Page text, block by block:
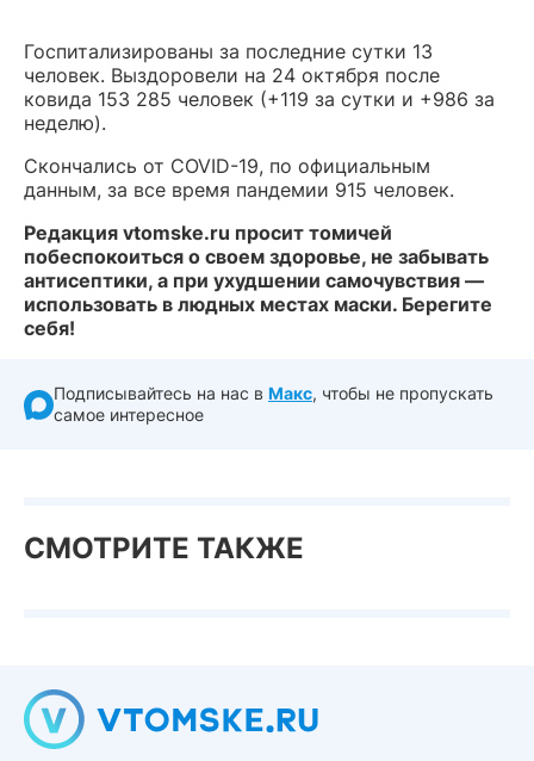
Госпитализированы за последние сутки 13
человек. Выздоровели на 24 октября после
ковида 153 285 человек (+119 за сутки и +986 за
неделю).
Скончались от COVID-19, по официальным
данным, за все время пандемии 915 человек.
Редакция vtomske.ru просит томичей
побеспокоиться о своем здоровье, не забывать
антисептики, а при ухудшении самочувствия —
использовать в людных местах маски. Берегите
себя!
Подписывайтесь на нас в Макс, чтобы не пропускать
самое интересное
СМОТРИТЕ ТАКЖЕ